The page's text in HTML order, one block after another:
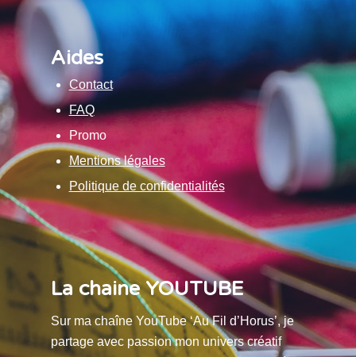
Aides
Contact
FAQ
Promo
Mentions légales
Politique de confidentialités
La chaine YOUTUBE
Sur ma chaîne YouTube ‘Au Fil d’Horus’, je
partage avec passion mon univers créatif